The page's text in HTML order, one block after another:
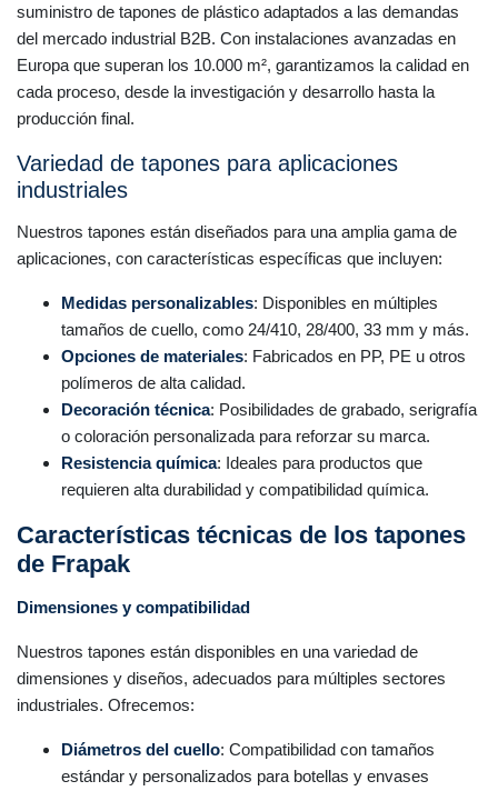
suministro de tapones de plástico adaptados a las demandas
del mercado industrial B2B. Con instalaciones avanzadas en
Europa que superan los 10.000 m², garantizamos la calidad en
cada proceso, desde la investigación y desarrollo hasta la
producción final.
Variedad de tapones para aplicaciones
industriales
Nuestros tapones están diseñados para una amplia gama de
aplicaciones, con características específicas que incluyen:
Medidas personalizables: Disponibles en múltiples
tamaños de cuello, como 24/410, 28/400, 33 mm y más.
Opciones de materiales: Fabricados en PP, PE u otros
polímeros de alta calidad.
Decoración técnica: Posibilidades de grabado, serigrafía
o coloración personalizada para reforzar su marca.
Resistencia química: Ideales para productos que
requieren alta durabilidad y compatibilidad química.
Características técnicas de los tapones
de Frapak
Dimensiones y compatibilidad
Nuestros tapones están disponibles en una variedad de
dimensiones y diseños, adecuados para múltiples sectores
industriales. Ofrecemos:
Diámetros del cuello: Compatibilidad con tamaños
estándar y personalizados para botellas y envases